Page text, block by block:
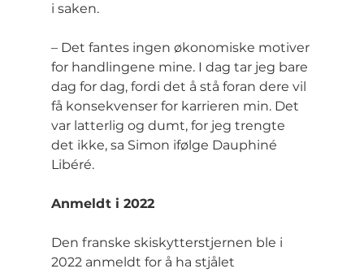
i saken.
– Det fantes ingen økonomiske motiver
for handlingene mine. I dag tar jeg bare
dag for dag, fordi det å stå foran dere vil
få konsekvenser for karrieren min. Det
var latterlig og dumt, for jeg trengte
det ikke, sa Simon ifølge Dauphiné
Libéré.
Anmeldt i 2022
Den franske skiskytterstjernen ble i
2022 anmeldt for å ha stjålet